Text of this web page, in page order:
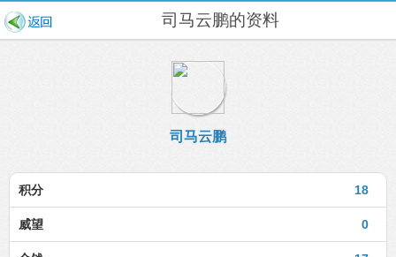
司马云鹏的资料
司马云鹏
18
积分
0
威望